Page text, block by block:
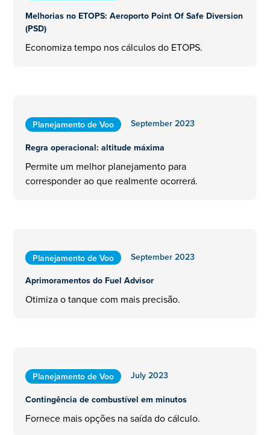
Melhorias no ETOPS: Aeroporto Point Of Safe Diversion
(PSD)
Economiza tempo nos cálculos do ETOPS.
Planejamento de Voo
September 2023
Regra operacional: altitude máxima
Permite um melhor planejamento para
corresponder ao que realmente ocorrerá.
Planejamento de Voo
September 2023
Aprimoramentos do Fuel Advisor
Otimiza o tanque com mais precisão.
Planejamento de Voo
July 2023
Contingência de combustível em minutos
Fornece mais opções na saída do cálculo.